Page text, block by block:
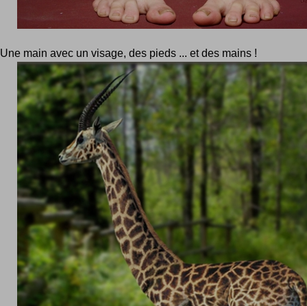
Une main avec un visage, des pieds ... et des mains !